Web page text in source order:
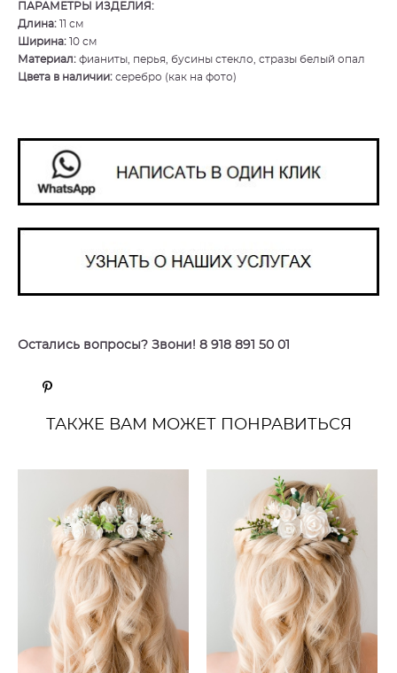
ПАРАМЕТРЫ ИЗДЕЛИЯ:
Длина: 11 см
Ширина: 10 см
Материал: фианиты, перья, бусины стекло, стразы белый опал
Цвета в наличии: серебро (как на фото)
Остались вопросы? Звони! 8 918 891 50 01
ТАКЖЕ ВАМ МОЖЕТ ПОНРАВИТЬСЯ